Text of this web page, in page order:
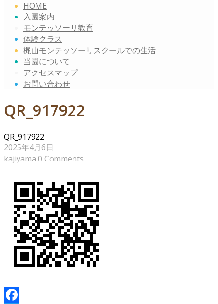
HOME
入園案内
モンテッソーリ教育
体験クラス
梶山モンテッソーリスクールでの生活
当園について
アクセスマップ
お問い合わせ
QR_917922
QR_917922
2025年4月6日
kajiyama 0 Comments